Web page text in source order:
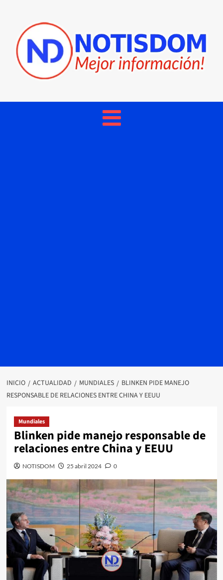
INICIO ACTUALIDAD MUNDIALES
BLINKEN PIDE MANEJO
RESPONSABLE DE RELACIONES ENTRE CHINA Y EEUU
Mundiales
Blinken pide manejo responsable de
relaciones entre China y EEUU
NOTISDOM 25 abril 2024 0